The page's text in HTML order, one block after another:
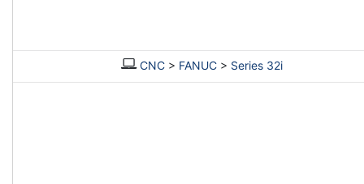
CNC> FANUC> Series 32i